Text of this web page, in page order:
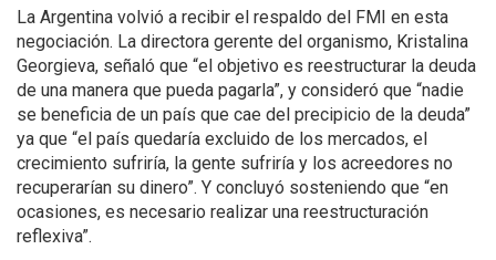
La Argentina volvió a recibir el respaldo del FMI en esta
negociación. La directora gerente del organismo, Kristalina
Georgieva, señaló que “el objetivo es reestructurar la deuda
de una manera que pueda pagarla”, y consideró que “nadie
se beneficia de un país que cae del precipicio de la deuda”
ya que “el país quedaría excluido de los mercados, el
crecimiento sufriría, la gente sufriría y los acreedores no
recuperarían su dinero”. Y concluyó sosteniendo que “en
ocasiones, es necesario realizar una reestructuración
reflexiva”.